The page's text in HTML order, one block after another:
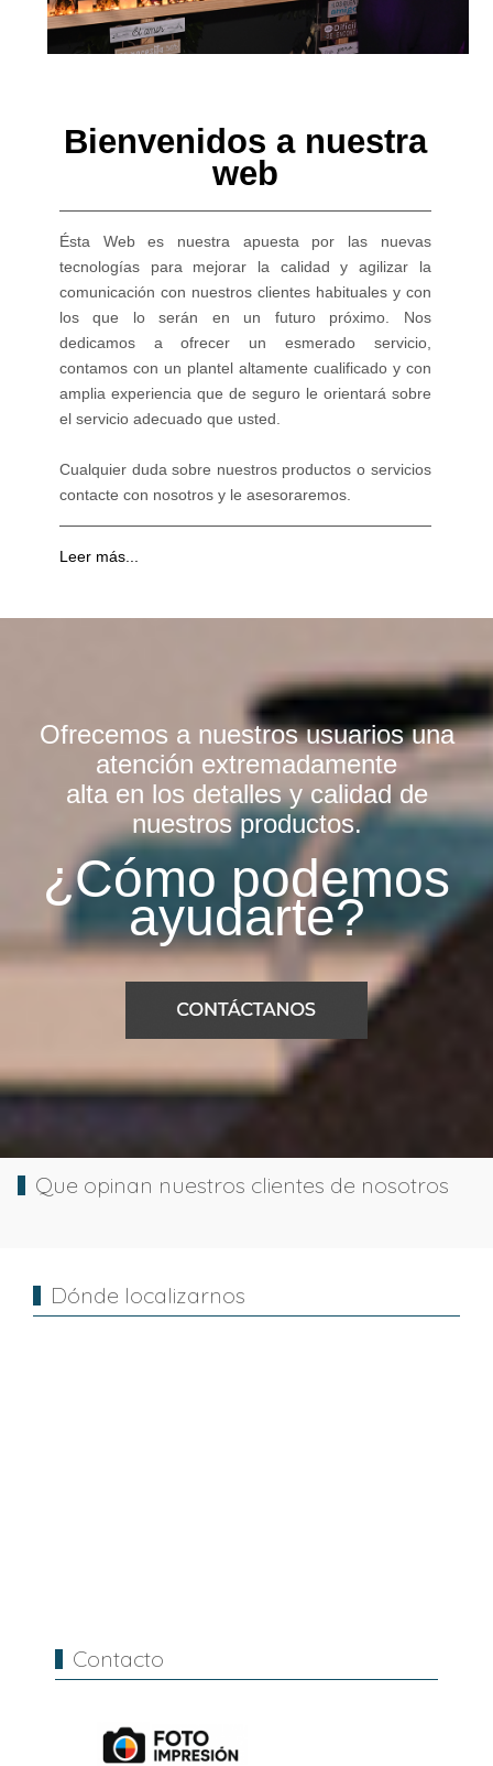
Bienvenidos a nuestra
web
Ésta Web es nuestra apuesta por las nuevas
tecnologías para mejorar la calidad y agilizar la
comunicación con nuestros clientes habituales y con
los que lo serán en un futuro próximo. Nos
dedicamos a ofrecer un esmerado servicio,
contamos con un plantel altamente cualificado y con
amplia experiencia que de seguro le orientará sobre
el servicio adecuado que usted.
Cualquier duda sobre nuestros productos o servicios
contacte con nosotros y le asesoraremos.
Leer más...
Ofrecemos a nuestros usuarios una
atención extremadamente
alta en los detalles y calidad de
nuestros productos.
¿Cómo podemos
ayudarte?
Que opinan nuestros clientes de nosotros
Dónde localizarnos
Contacto